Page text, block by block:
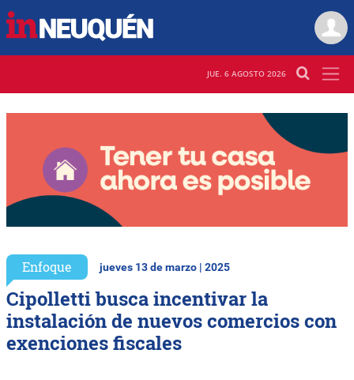
JUE. 6 AGOSTO 2026
Enfoque jueves 13 de marzo | 2025
Cipolletti busca incentivar la
instalación de nuevos comercios con
exenciones fiscales